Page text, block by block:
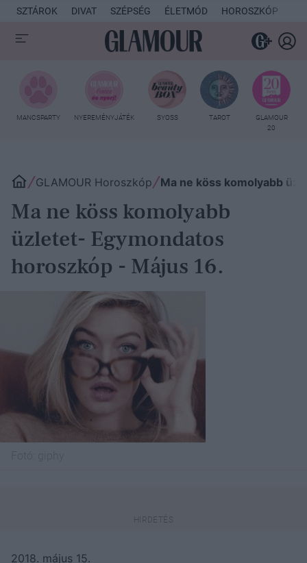
SZTÁROK DIVAT SZÉPSÉG ÉLETMÓD HOROSZKÓP
MANCSPARTY NYEREMÉNYJÁTÉK SYOSS TAROT
GLAMOUR
20
GLAMOUR Horoszkóp Ma ne köss komolyabb
Ma ne köss komolyabb
üzletet- Egymondatos
horoszkóp - Május 16.
2018. május 15.